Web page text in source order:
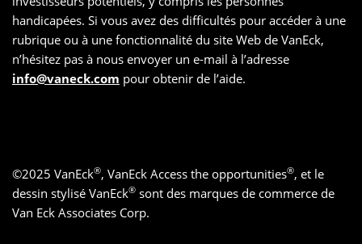
handicapées. Si vous avez des difficultés pour accéder à une
rubrique ou à une fonctionnalité du site Web de VanEck,
n’hésitez pas à nous envoyer un e-mail à l’adresse
info@vaneck.com pour obtenir de l’aide.
©2025 VanEck®, VanEck Access the opportunities®, et le
dessin stylisé VanEck® sont des marques de commerce de
Van Eck Associates Corp.